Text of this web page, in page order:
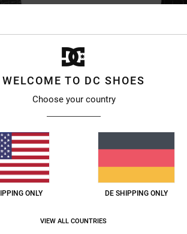
WELCOME TO DC SHOES
Choose your country
ONLY DE SHIPPING ONLY
VIEW ALL COUNTRIES